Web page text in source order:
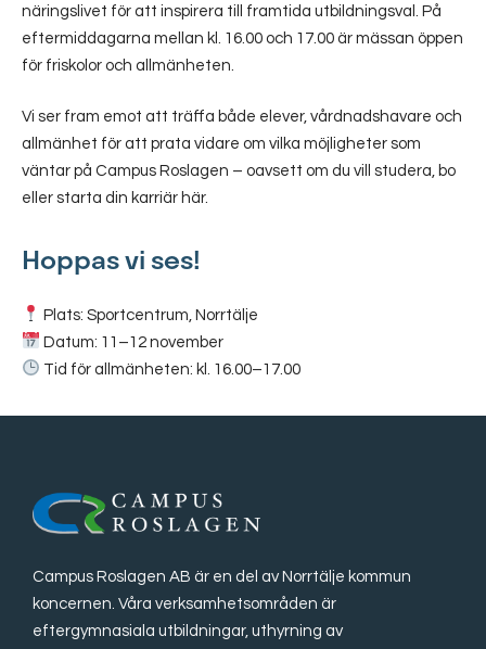
näringslivet för att inspirera till framtida utbildningsval. På
eftermiddagarna mellan kl. 16.00 och 17.00 är mässan öppen
för friskolor och allmänheten.
Vi ser fram emot att träffa både elever, vårdnadshavare och
allmänhet för att prata vidare om vilka möjligheter som
väntar på Campus Roslagen – oavsett om du vill studera, bo
eller starta din karriär här.
Hoppas vi ses!
Plats: Sportcentrum, Norrtälje
Datum: 11–12 november
Tid för allmänheten: kl. 16.00–17.00
Campus Roslagen AB är en del av Norrtälje kommun
koncernen. Våra verksamhetsområden är
eftergymnasiala utbildningar, uthyrning av